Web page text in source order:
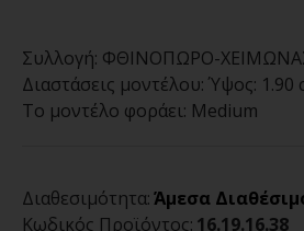
Συλλογή: ΦΘΙΝΟΠΩΡΟ-
Διαστάσεις μοντέλου: Ύψος: 1.90
Το μοντέλο φοράει: Medium
Διαθεσιμότητα:Άμεσα
Κωδικός Προϊόντος: 16.19.16.38